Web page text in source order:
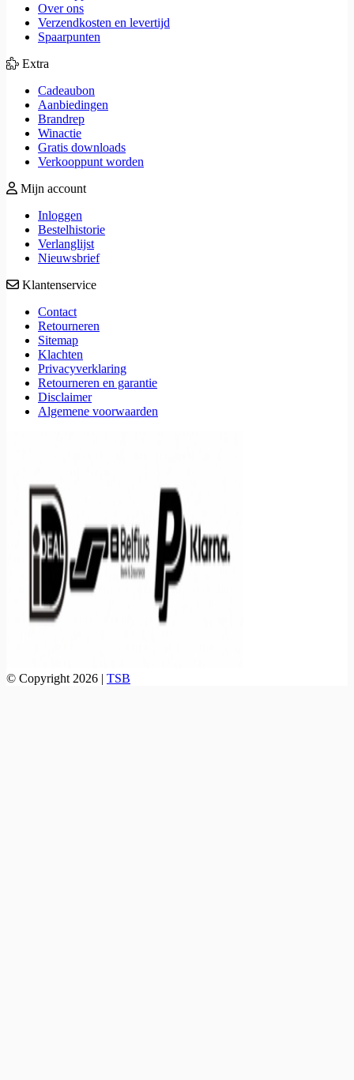
Over ons
Verzendkosten en levertijd
Spaarpunten
Extra
Cadeaubon
Aanbiedingen
Brandrep
Winactie
Gratis downloads
Verkooppunt worden
Mijn account
Inloggen
Bestelhistorie
Verlanglijst
Nieuwsbrief
Klantenservice
Contact
Retourneren
Sitemap
Klachten
Privacyverklaring
Retourneren en garantie
Disclaimer
Algemene voorwaarden
© Copyright 2026 | TSB